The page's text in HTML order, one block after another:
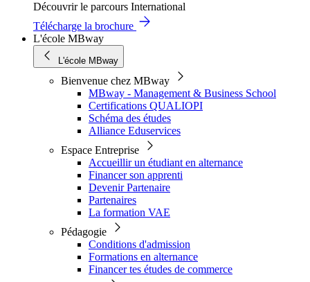
Découvrir le parcours International
Télécharge la brochure
L'école MBway
L'école MBway
Bienvenue chez MBway
MBway - Management & Business School
Certifications QUALIOPI
Schéma des études
Alliance Eduservices
Espace Entreprise
Accueillir un étudiant en alternance
Financer son apprenti
Devenir Partenaire
Partenaires
La formation VAE
Pédagogie
Conditions d'admission
Formations en alternance
Financer tes études de commerce